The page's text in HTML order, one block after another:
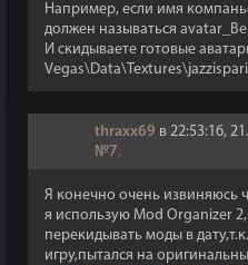
Например, если имя
должен называться
И скидываете готовые
thraxx69 в 22:53:16,
№7,
Я конечно очень извиняюсь
я использую Mod Organizer
перекидывать моды в
игру,пытался на